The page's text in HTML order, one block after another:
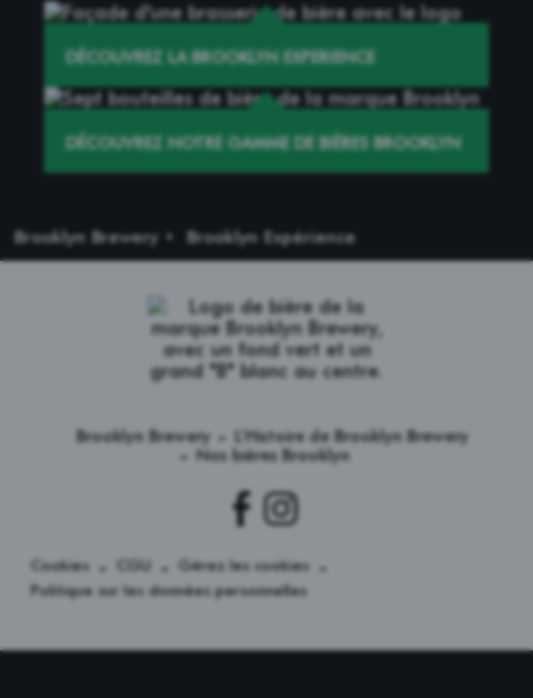
DÉCOUVREZ LA BROOKLYN EXPERIENCE
EN SAVOIR PLUS
DÉCOUVREZ NOTRE GAMME DE BIÈRES BROOKLYN
Brooklyn Brewery Brooklyn Expérience
Brooklyn Brewery
L’Histoire de Brooklyn Brewery
Nos bières Brooklyn
Cookies CGU
Gérez les cookies
Politique sur les données personnelles